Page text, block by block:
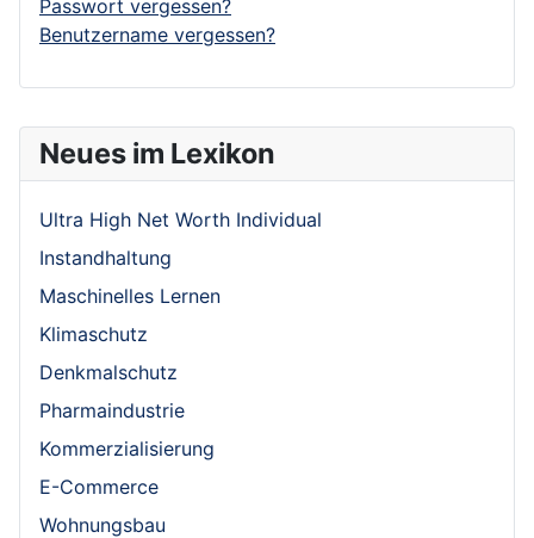
Neues im Lexikon
Ultra High Net Worth Individual
Instandhaltung
Maschinelles Lernen
Klimaschutz
Denkmalschutz
Pharmaindustrie
Kommerzialisierung
E-Commerce
Wohnungsbau
Passwort vergessen?
Benutzername vergessen?